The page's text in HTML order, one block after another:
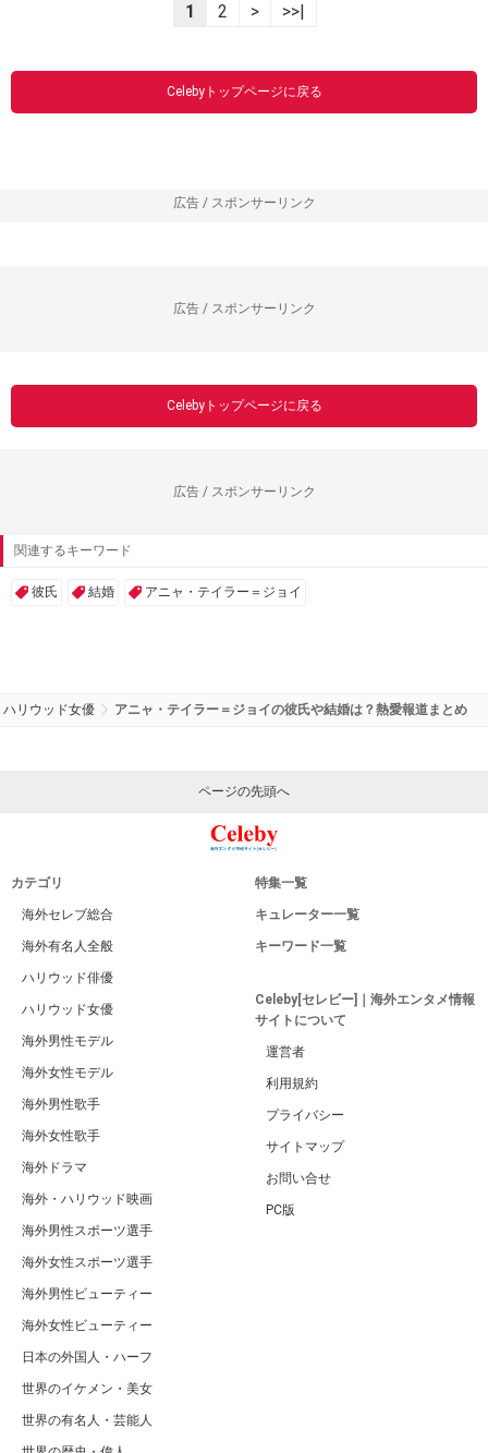
1 2 > >>|
Celebyトップページに戻る
広告 / スポンサーリンク
広告 / スポンサーリンク
Celebyトップページに戻る
広告 / スポンサーリンク
関連するキーワード
彼氏 結婚 アニャ・テイラー＝ジョイ
ハリウッド女優 アニャ・テイラー＝ジョイの彼氏や結婚は？熱愛報道まとめ
ページの先頭へ
カテゴリ
海外セレブ総合
海外有名人全般
ハリウッド俳優
ハリウッド女優
海外男性モデル
海外女性モデル
海外男性歌手
海外女性歌手
海外ドラマ
海外・ハリウッド映画
海外男性スポーツ選手
海外女性スポーツ選手
海外男性ビューティー
海外女性ビューティー
日本の外国人・ハーフ
世界のイケメン・美女
世界の有名人・芸能人
特集一覧
キュレーター一覧
キーワード一覧
Celeby[セレビー]｜海外エンタメ情報
サイトについて
運営者
利用規約
プライバシー
サイトマップ
お問い合せ
PC版